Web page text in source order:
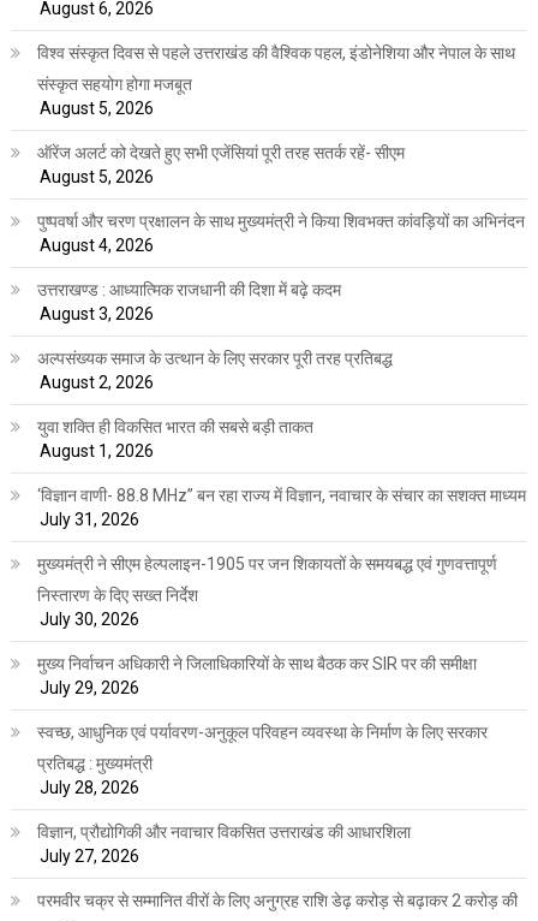
August 6, 2026
विश्व संस्कृत दिवस से पहले उत्तराखंड की वैश्विक पहल, इंडोनेशिया और नेपाल के साथ
संस्कृत सहयोग होगा मजबूत
August 5, 2026
ऑरेंज अलर्ट को देखते हुए सभी एजेंसियां पूरी तरह सतर्क रहें- सीएम
August 5, 2026
पुष्पवर्षा और चरण प्रक्षालन के साथ मुख्यमंत्री ने किया शिवभक्त कांवड़ियों का अभिनंदन
August 4, 2026
उत्तराखण्ड : आध्यात्मिक राजधानी की दिशा में बढ़े कदम
August 3, 2026
अल्पसंख्यक समाज के उत्थान के लिए सरकार पूरी तरह प्रतिबद्ध
August 2, 2026
युवा शक्ति ही विकसित भारत की सबसे बड़ी ताकत
August 1, 2026
‘विज्ञान वाणी- 88.8 MHz” बन रहा राज्य में विज्ञान, नवाचार के संचार का सशक्त माध्यम
July 31, 2026
मुख्यमंत्री ने सीएम हेल्पलाइन-1905 पर जन शिकायतों के समयबद्ध एवं गुणवत्तापूर्ण
निस्तारण के दिए सख्त निर्देश
July 30, 2026
मुख्य निर्वाचन अधिकारी ने जिलाधिकारियों के साथ बैठक कर SIR पर की समीक्षा
July 29, 2026
स्वच्छ, आधुनिक एवं पर्यावरण-अनुकूल परिवहन व्यवस्था के निर्माण के लिए सरकार
प्रतिबद्ध : मुख्यमंत्री
July 28, 2026
विज्ञान, प्रौद्योगिकी और नवाचार विकसित उत्तराखंड की आधारशिला
July 27, 2026
परमवीर चक्र से सम्मानित वीरों के लिए अनुग्रह राशि डेढ़ करोड़ से बढ़ाकर 2 करोड़ की